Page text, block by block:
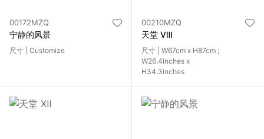
00172MZQ
宁静的风景
尺寸 | Customize
00210MZQ
天堂 Ⅷ
尺寸 | W67cm x H87cm ;
W26.4inches x
H34.3inches